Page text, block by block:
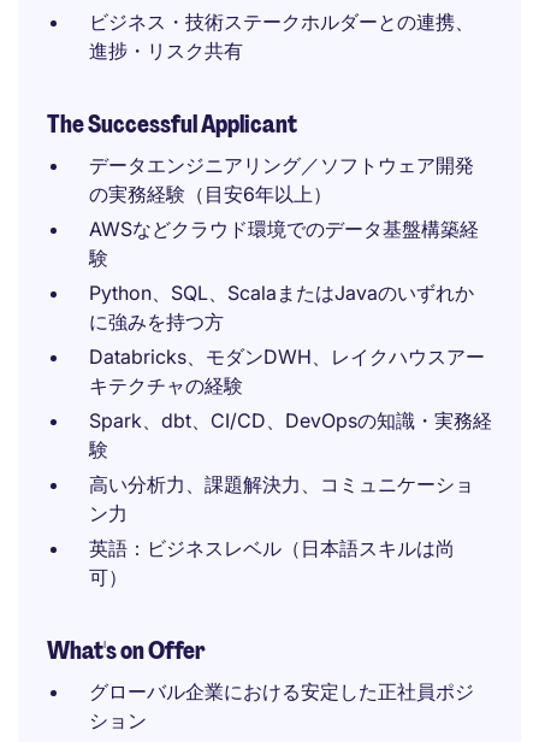
ビジネス・技術ステークホルダーとの連携、
進捗・リスク共有
The Successful Applicant
データエンジニアリング／ソフトウェア開発
の実務経験（目安6年以上）
AWSなどクラウド環境でのデータ基盤構築経
験
Python、SQL、ScalaまたはJavaのいずれか
に強みを持つ方
Databricks、モダンDWH、レイクハウスアー
キテクチャの経験
Spark、dbt、CI/CD、DevOpsの知識・実務経
験
高い分析力、課題解決力、コミュニケーショ
ン力
英語：ビジネスレベル（日本語スキルは尚
可）
What's on Offer
グローバル企業における安定した正社員ポジ
ション